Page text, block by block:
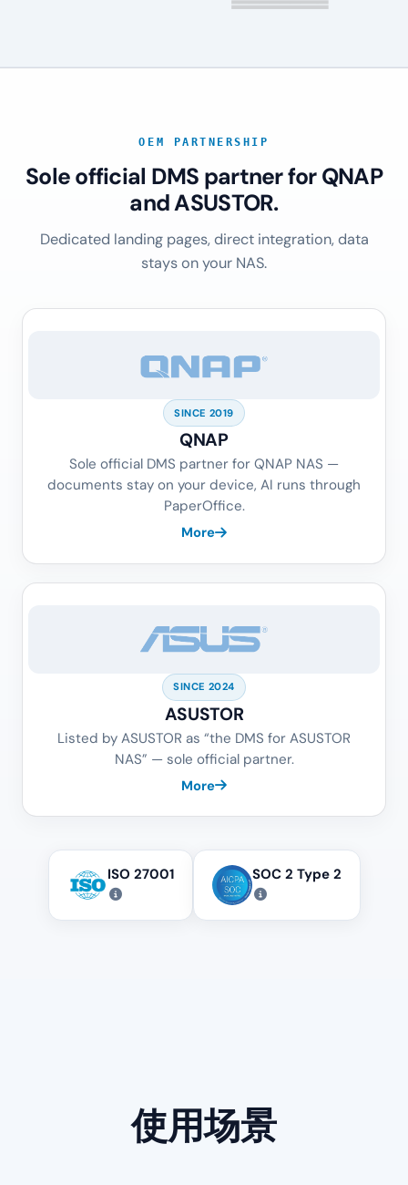
OEM PARTNERSHIP
Sole official DMS partner for QNAP
and ASUSTOR.
Dedicated landing pages, direct integration, data
stays on your NAS.
SINCE 2019
QNAP
Sole official DMS partner for QNAP NAS —
documents stay on your device, AI runs through
PaperOffice.
More
SINCE 2024
ASUSTOR
Listed by ASUSTOR as “the DMS for ASUSTOR
NAS” — sole official partner.
More
ISO 27001 SOC 2 Type 2
使用场景